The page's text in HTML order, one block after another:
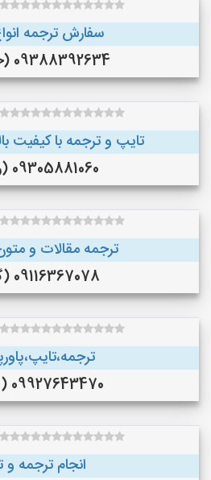
سفارش ترجمه
09388392634 (خرم‌آباد )
تایپ و ترجمه با کیفیت
09305881060 (رشت )
ترجمه مقالات و
09116367078 (گرگان )
09927643470 (یاسوج)
انجام ترجمه و